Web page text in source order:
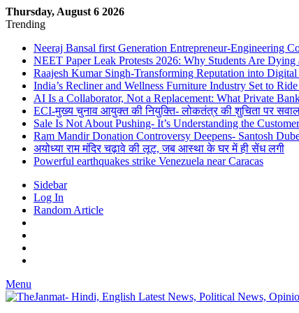
Thursday, August 6 2026
Trending
Neeraj Bansal first Generation Entrepreneur-Engineering
NEET Paper Leak Protests 2026: Why Students Are
Raajesh Kumar Singh-Transforming Reputation into
India’s Recliner and Wellness Furniture Industry Set to
AI Is a Collaborator, Not a Replacement: What Private
ECI-मुख्य चुनाव आयुक्त की नियुक्ति- लोकतंत्र की शुचिता पर
Sale Is Not About Pushing- It’s Understanding the
Ram Mandir Donation Controversy Deepens- Santosh
अयोध्या राम मंदिर चढ़ावे की लूट, जब आस्था के घर में ही सेंध लगी
Powerful earthquakes strike Venezuela near Caracas
Sidebar
Log In
Random Article
Menu